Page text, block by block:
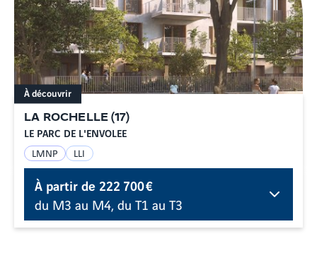
LA ROCHELLE (17)
LE PARC DE L'ENVOLEE
À découvrir
LMNP LLI
À partir de222 700 €
du M3 au M4, du T1 au T3